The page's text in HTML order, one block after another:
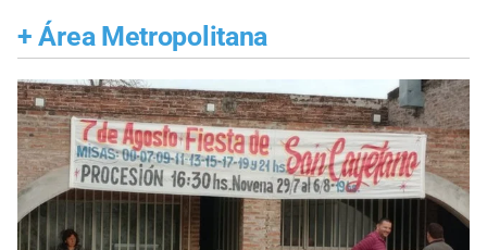
+ Área Metropolitana